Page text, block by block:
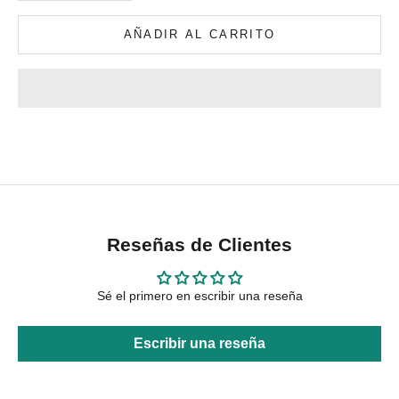
AÑADIR AL CARRITO
Reseñas de Clientes
Sé el primero en escribir una reseña
Escribir una reseña